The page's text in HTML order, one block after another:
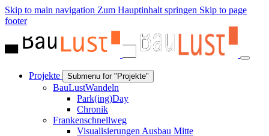
Skip to main navigation Zum Hauptinhalt springen Skip to page
footer
Projekte Submenu for "Projekte"
BauLustWandeln
Park(ing)Day
Chronik
Frankenschnellweg
Visualisierungen Ausbau Mitte